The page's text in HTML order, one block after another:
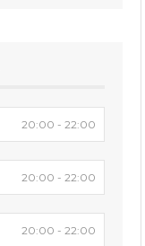
20:00 - 22:00
20:00 - 22:00
20:00 - 22:00